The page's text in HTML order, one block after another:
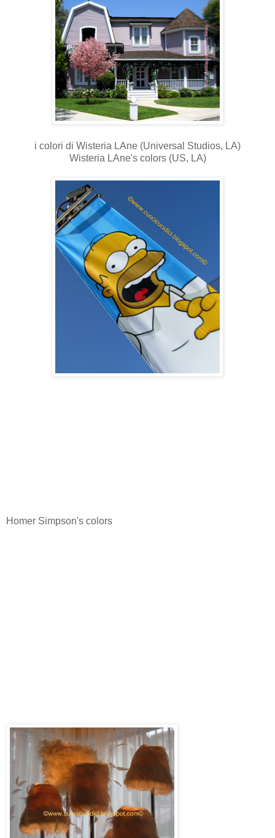
i colori di Wisteria LAne (Universal Studios, LA)
Wisteria LAne's colors (US, LA)
Homer Simpson's colors